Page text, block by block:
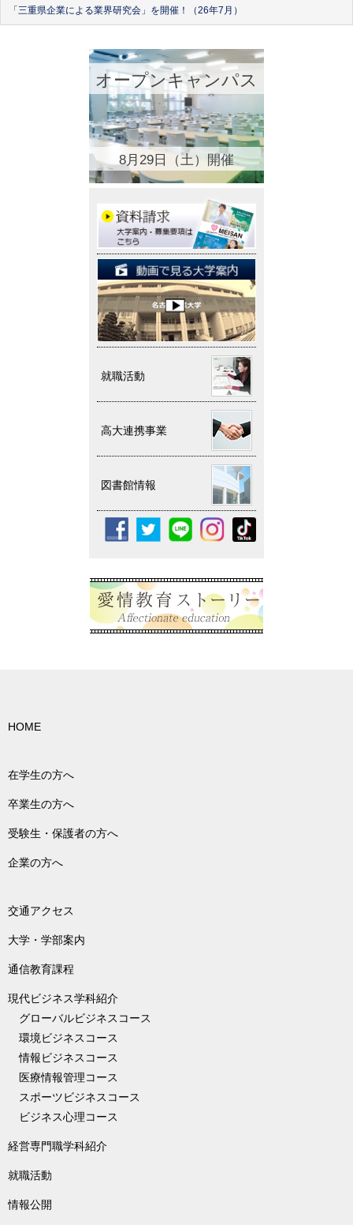
「三重県企業による業界研究会」を開催！（26年7月）
オープンキャンパス
8月29日（土）開催
就職活動
高大連携事業
図書館情報
HOME
在学生の方へ
卒業生の方へ
受験生・保護者の方へ
企業の方へ
交通アクセス
大学・学部案内
通信教育課程
現代ビジネス学科紹介
グローバルビジネスコース
環境ビジネスコース
情報ビジネスコース
医療情報管理コース
スポーツビジネスコース
ビジネス心理コース
経営専門職学科紹介
就職活動
情報公開